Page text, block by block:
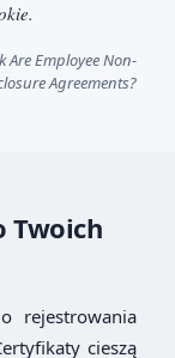
Are Employee Non-
Agreements?
Twoich
rejestrowania
cieszą